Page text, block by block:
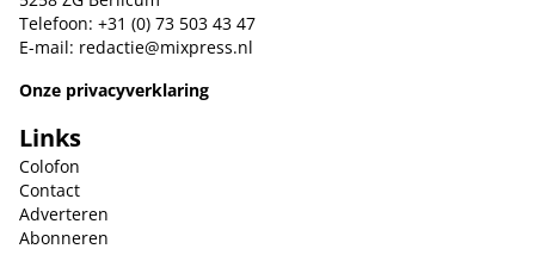
Telefoon: +31 (0) 73 503 43 47
E-mail: redactie@mixpress.nl
Onze privacyverklaring
Links
Colofon
Contact
Adverteren
Abonneren